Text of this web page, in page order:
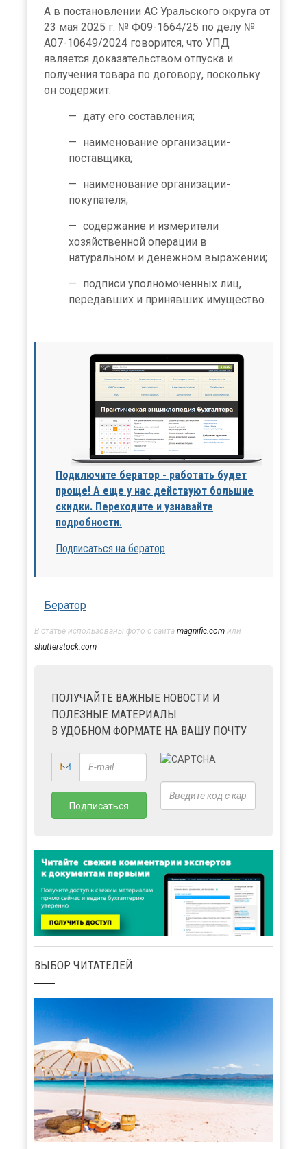
А в постановлении АС Уральского округа от
23 мая 2025 г. № Ф09-1664/25 по делу №
А07-10649/2024 говорится, что УПД
является доказательством отпуска и
получения товара по договору, поскольку
он содержит:
дату его составления;
наименование организации-
поставщика;
наименование организации-
покупателя;
содержание и измерители
хозяйственной операции в
натуральном и денежном выражении;
подписи уполномоченных лиц,
передавших и принявших имущество.
Подключите бератор - работать будет
проще! А еще у нас действуют большие
скидки. Переходите и узнавайте
подробности.
Подписаться на бератор
Бератор
В статье использованы фото с сайта magnific.com или
shutterstock.com
ПОЛУЧАЙТЕ ВАЖНЫЕ НОВОСТИ И
ПОЛЕЗНЫЕ МАТЕРИАЛЫ
В УДОБНОМ ФОРМАТЕ НА ВАШУ ПОЧТУ
ВЫБОР ЧИТАТЕЛЕЙ